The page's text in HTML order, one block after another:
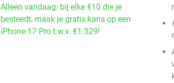
Alleen vandaag: bij elke €10 die je
besteedt, maak je gratis kans op een
iPhone 17 Pro t.w.v. €1.329!